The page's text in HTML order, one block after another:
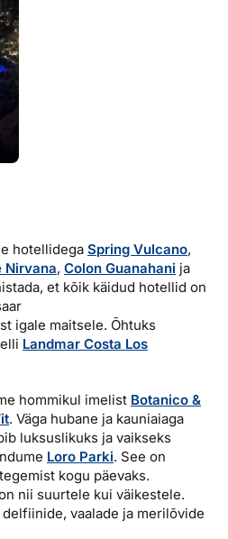
hotellidega Spring Vulcano,
Nirvana, Colon Guanahani ja
et kõik käidud hotellid on
igale maitsele. Õhtuks
Landmar Costa Los
hommikul imelist Botanico &
. Väga hubane ja kauniaiaga
luksuslikuks ja vaikseks
Loro Parki. See on
kogu päevaks.
nii suurtele kui väikestele.
delfiinide, vaalade ja merilõvide